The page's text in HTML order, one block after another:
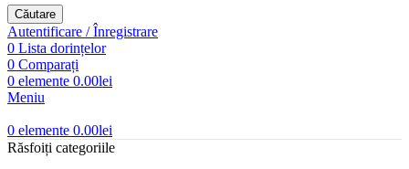
Căutare
Autentificare / Înregistrare
0 Lista dorințelor
0 Comparați
0 elemente 0.00lei
Meniu
0 elemente 0.00lei
Răsfoiți categoriile